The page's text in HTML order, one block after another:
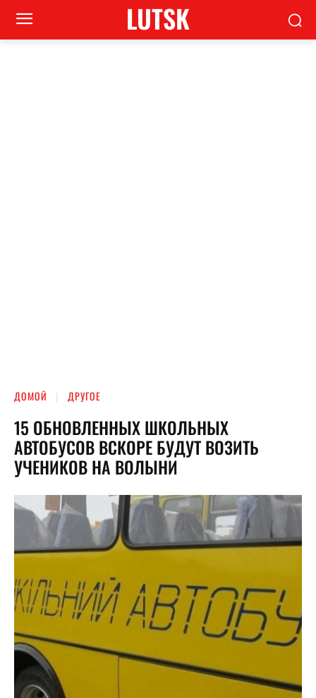
LUTSK
ДОМОЙ ДРУГОЕ
15 ОБНОВЛЕННЫХ ШКОЛЬНЫХ
АВТОБУСОВ ВСКОРЕ БУДУТ ВОЗИТЬ
УЧЕНИКОВ НА ВОЛЫНИ